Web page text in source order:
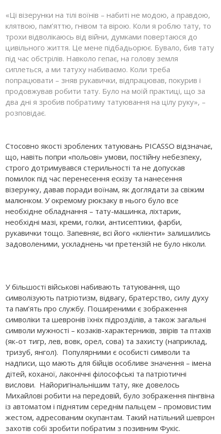
«Ці візерунки на тілі воїнів – набиті не модою, а правдою,
клятвою, пам’яттю, гнівом та вірою. Коли я роблю тату, то
трохи відволікаюсь від війни, думками повертаюся до
цивільного життя. Це мене підбадьорює. Бувало, бив тату
під час обстрілів. Навколо гепає, на голову земля
сиплеться, а ми татуху набиваємо. Коли треба
попрацювати – зняв рукавички, відпрацював, покурив і
продовжував робити тату. Було на моїй практиці, що за
два дні я зробив побратиму татуювання на цілу руку», –
розповідає.
Стосовно якості зроблених татуювань PICASSO відзначає,
що, навіть попри «польові» умови, постійну небезпеку,
строго дотримувався стерильності та не допускав
помилок під час перенесення ескізу та нанесення
візерунку, давав поради воїнам, як доглядати за свіжим
малюнком. У окремому рюкзаку в нього було все
необхідне обладнання – тату-машинка, ліхтарик,
необхідні мазі, креми, голки, антисептики, фарби,
рукавички тощо. Запевняє, всі його «клієнти» залишились
задоволеними, ускладнень чи претензій не було ніколи.
У більшості військові набивають татуювання, що
символізують патріотизм, відвагу, братерство, силу духу
та пам’ять про службу. Поширеними є зображення
символіки та шевронів їхніх підрозділів, а також загальні
символи мужності – козаків-характерників, звірів та птахів
(як-от тигр, лев, вовк, орел, сова) та захисту (наприклад,
тризуб, янгол). Популярними є особисті символи та
надписи, що мають для бійців особливе значення – імена
дітей, коханої, лаконічні філософські та патріотичні
вислови. Найоригінальнішим тату, яке довелось
Михайлові робити на передовій, було зображення пінгвіна
із автоматом і піднятим середнім пальцем – промовистим
жестом, адресованим окупантам. Такий натільний шеврон
захотів собі зробити побратим з позивним Фукіс.